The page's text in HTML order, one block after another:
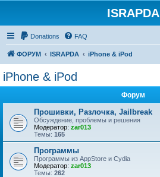
ISRAPDA
Donations FAQ
ФОРУМ ISRAPDA iPhone & iPod
iPhone & iPod
Форум
Прошивки, Разлочка, Jailbreak
Обсуждение, проблемы и решения
Модератор: zar013
Темы: 165
Программы
Программы из AppStore и Cydia
Модератор: zar013
Темы: 262